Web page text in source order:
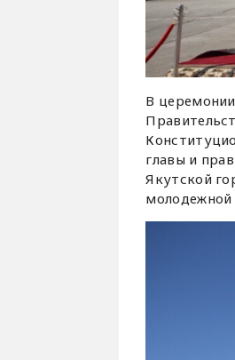
В
главы и
Якутской
молодежной